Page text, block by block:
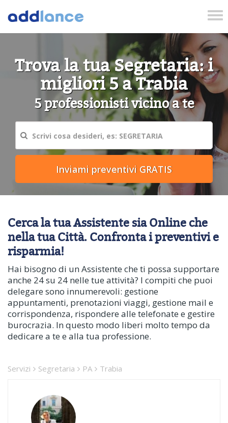
Trova la tua Segretaria: i
migliori 5 a Trabia
5 professionisti vicino a te
Cerca la tua Assistente sia Online che
nella tua Città. Confronta i preventivi e
risparmia!
Hai bisogno di un Assistente che ti possa supportare
anche 24 su 24 nelle tue attività? I compiti che puoi
delegare sono innumerevoli: gestione
appuntamenti, prenotazioni viaggi, gestione mail e
corrispondenza, rispondere alle telefonate e gestire
burocrazia. In questo modo liberi molto tempo da
dedicare a te e alla tua professione.
Servizi Segretaria PA Trabia